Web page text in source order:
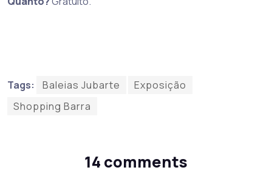
Tags: Baleias Jubarte
Exposição
Shopping Barra
14 comments